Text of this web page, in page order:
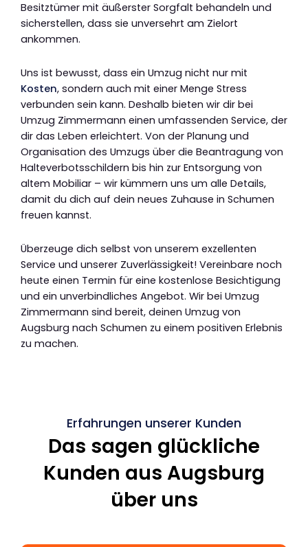
Besitztümer mit äußerster Sorgfalt behandeln und
sicherstellen, dass sie unversehrt am Zielort
ankommen.
Uns ist bewusst, dass ein Umzug nicht nur mit
Kosten, sondern auch mit einer Menge Stress
verbunden sein kann. Deshalb bieten wir dir bei
Umzug Zimmermann einen umfassenden Service, der
dir das Leben erleichtert. Von der Planung und
Organisation des Umzugs über die Beantragung von
Halteverbotsschildern bis hin zur Entsorgung von
altem Mobiliar – wir kümmern uns um alle Details,
damit du dich auf dein neues Zuhause in Schumen
freuen kannst.
Überzeuge dich selbst von unserem exzellenten
Service und unserer Zuverlässigkeit! Vereinbare noch
heute einen Termin für eine kostenlose Besichtigung
und ein unverbindliches Angebot. Wir bei Umzug
Zimmermann sind bereit, deinen Umzug von
Augsburg nach Schumen zu einem positiven Erlebnis
zu machen.
Erfahrungen unserer Kunden
Das sagen glückliche
Kunden aus Augsburg
über uns